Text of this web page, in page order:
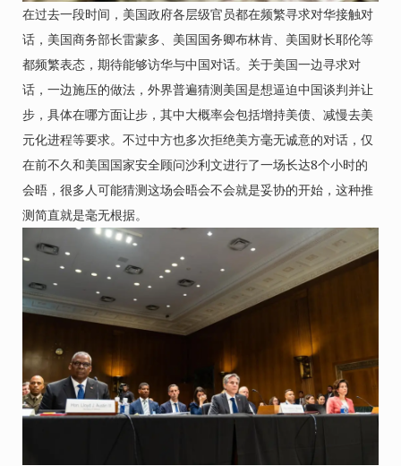
在过去一段时间，美国政府各层级官员都在频繁寻求对华接触对
话，美国商务部长雷蒙多、美国国务卿布林肯、美国财长耶伦等
都频繁表态，期待能够访华与中国对话。关于美国一边寻求对
话，一边施压的做法，外界普遍猜测美国是想逼迫中国谈判并让
步，具体在哪方面让步，其中大概率会包括增持美债、减慢去美
元化进程等要求。不过中方也多次拒绝美方毫无诚意的对话，仅
在前不久和美国国家安全顾问沙利文进行了一场长达8个小时的
会晤，很多人可能猜测这场会晤会不会就是妥协的开始，这种推
测简直就是毫无根据。